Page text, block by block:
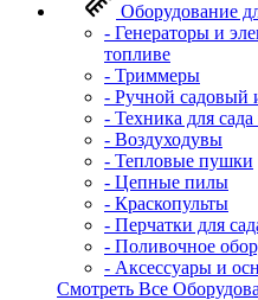
Оборудование
- Генераторы и
топливе
- Триммеры
- Ручной садовый
- Техника для сада
- Воздуходувы
- Тепловые пушки
- Цепные пилы
- Краскопульты
- Перчатки для
- Поливочное
- Аксессуары и
Смотреть Все